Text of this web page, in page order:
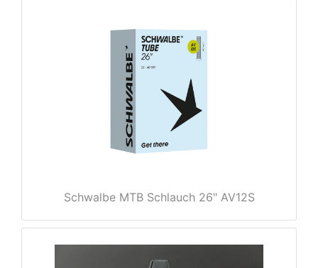
Schwalbe MTB Schlauch 26" AV12S